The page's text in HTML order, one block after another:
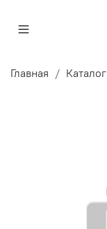
Главная Каталог